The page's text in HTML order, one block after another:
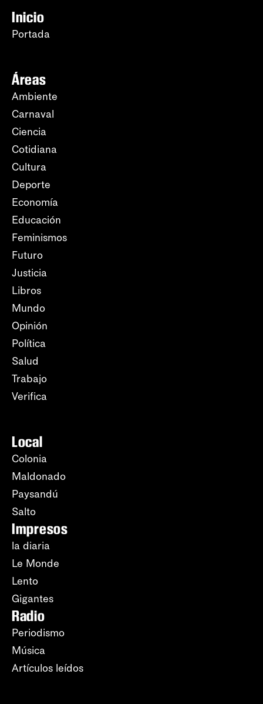
Inicio
Portada
Áreas
Ambiente
Carnaval
Ciencia
Cotidiana
Cultura
Deporte
Economía
Educación
Feminismos
Futuro
Justicia
Libros
Mundo
Opinión
Política
Salud
Trabajo
Verifica
Local
Colonia
Maldonado
Paysandú
Salto
Impresos
la diaria
Le Monde
Lento
Gigantes
Radio
Periodismo
Música
Artículos leídos